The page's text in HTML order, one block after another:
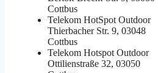
Cottbus
Telekom HotSpot Outdoor
Thierbacher Str. 9, 03048
Cottbus
Telekom Hotspot Outdoor
Ottilienstraße 32, 03050